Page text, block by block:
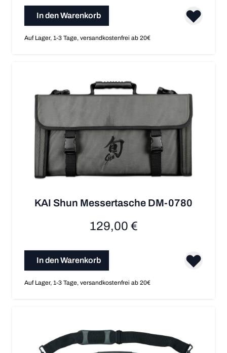
In den Warenkorb
Auf Lager, 1-3 Tage, versandkostenfrei ab 20€
KAI Shun Messertasche DM-0780
129,00 €
In den Warenkorb
Auf Lager, 1-3 Tage, versandkostenfrei ab 20€